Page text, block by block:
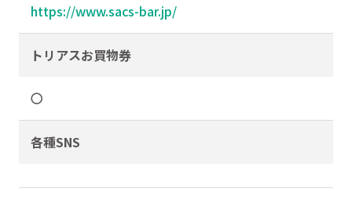
https://www.sacs-bar.jp/
トリアスお買物券
〇
各種SNS